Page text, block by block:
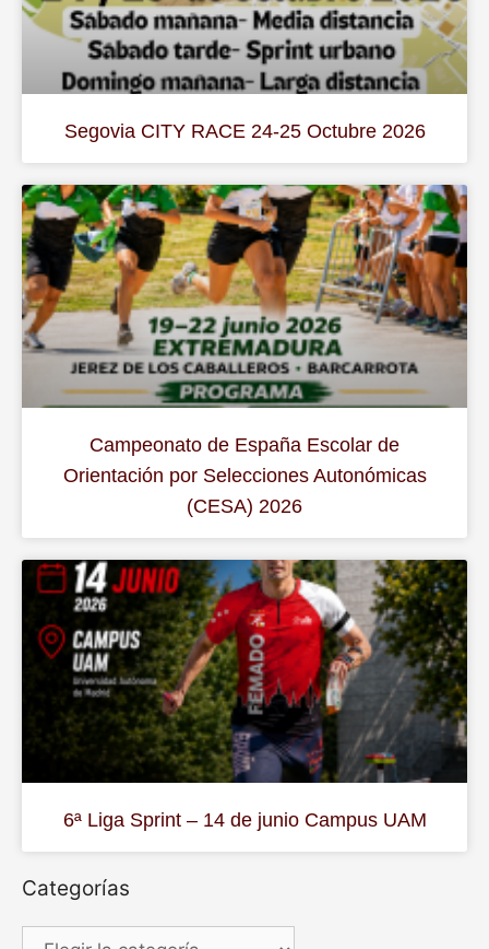
Segovia CITY RACE 24-25 Octubre 2026
Campeonato de España Escolar de
Orientación por Selecciones Autonómicas
(CESA) 2026
6ª Liga Sprint – 14 de junio Campus UAM
Categorías